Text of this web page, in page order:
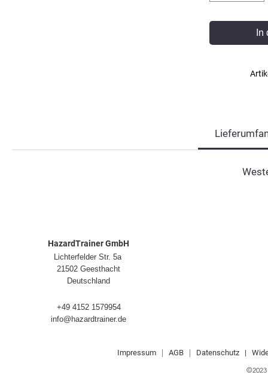
HazardTrainer GmbH
Lichterfelder Str. 5a
21502 Geesthacht
Deutschland
+49 4152 1579954
info@hazardtrainer.de
Impressum| AGB| Datenschutz |
©2023